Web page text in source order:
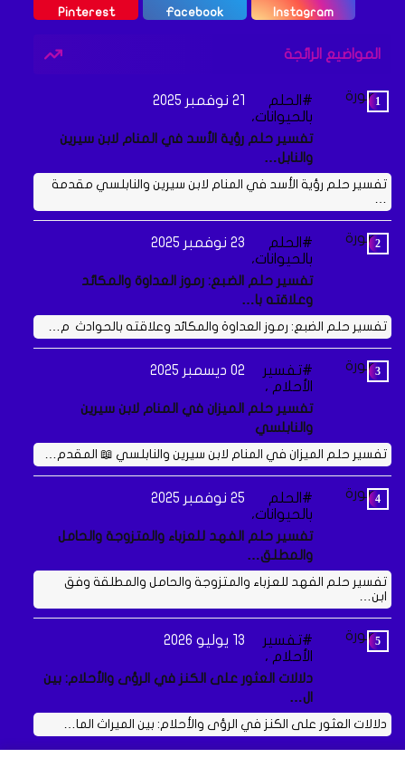
Instagram
Facebook
Pinterest
المواضيع الرائجة
الحلم
بالحيوانات،
21 نوفمبر 2025
تفسير حلم رؤية الأسد في المنام لابن سيرين
والنابل…
تفسير حلم رؤية الأسد في المنام لابن سيرين والنابلسي مقدمة
…
الحلم
بالحيوانات،
23 نوفمبر 2025
تفسير حلم الضبع: رموز العداوة والمكائد
وعلاقته با…
تفسير حلم الضبع: رموز العداوة والمكائد وعلاقته بالحوادث م…
تفسير
الأحلام ،
02 ديسمبر 2025
تفسير حلم الميزان في المنام لابن سيرين
والنابلسي
تفسير حلم الميزان في المنام لابن سيرين والنابلسي 📖 المقدم…
الحلم
بالحيوانات،
25 نوفمبر 2025
تفسير حلم الفهد للعزباء والمتزوجة والحامل
والمطلق…
تفسير حلم الفهد للعزباء والمتزوجة والحامل والمطلقة وفق
ابن…
تفسير
الأحلام ،
13 يوليو 2026
دلالات العثور على الكنز في الرؤى والأحلام: بين
ال…
دلالات العثور على الكنز في الرؤى والأحلام: بين الميراث الما…